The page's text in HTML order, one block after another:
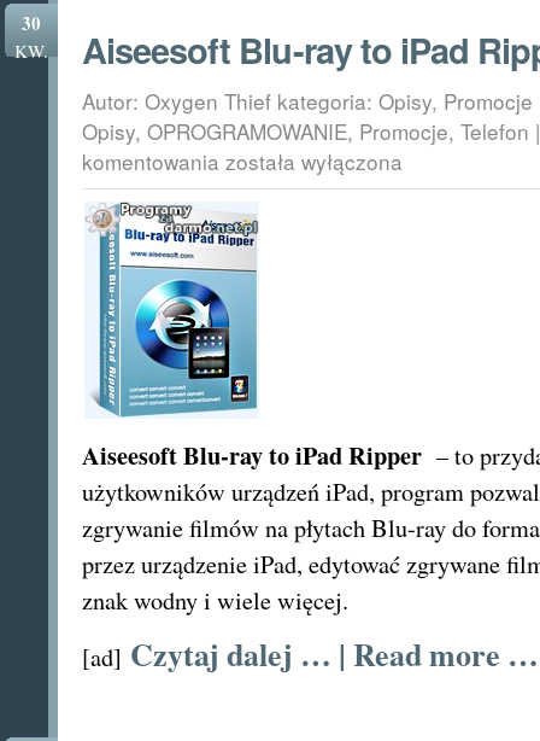
30
KW. Aiseesoft Blu-ray to iPad
Autor: Oxygen Thief kategoria: Opisy, Promocje
Opisy, OPROGRAMOWANIE, Promocje, Telefon
komentowania
Aiseesoft
Blu-
ray
to
iPad
Ripper
za
!
została wyłączona
Aiseesoft Blu-ray to iPad Ripper – to
użytkowników urządzeń iPad, program
zgrywanie filmów na płytach Blu-ray do
przez urządzenie iPad, edytować zgrywane
znak wodny i wiele więcej.
[ad] Czytaj dalej … | Read more …